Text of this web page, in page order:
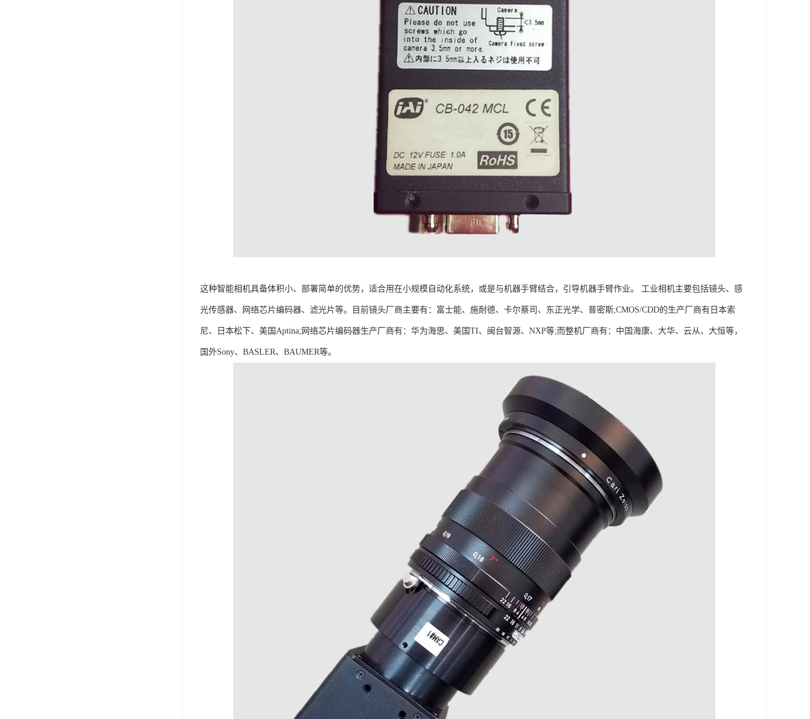
这种智能相机具备体积小、部署简单的优势，适合用在小规模自动化系统，或是与机器手臂结合，引导机器手臂作业。 工业相机主要包括镜头、感
光传感器、网络芯片编码器、滤光片等。目前镜头厂商主要有：富士能、施耐德、卡尔蔡司、东正光学、普密斯;CMOS/CDD的生产厂商有日本索
尼、日本松下、美国Aptina;网络芯片编码器生产厂商有：华为海思、美国TI、闽台智源、NXP等;而整机厂商有：中国海康、大华、云从、大恒等，
国外Sony、BASLER、BAUMER等。